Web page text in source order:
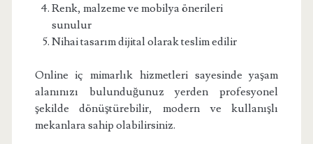
Renk, malzeme ve mobilya önerileri
sunulur
Nihai tasarım dijital olarak teslim edilir
Online iç mimarlık hizmetleri sayesinde yaşam
alanınızı bulunduğunuz yerden profesyonel
şekilde dönüştürebilir, modern ve kullanışlı
mekanlara sahip olabilirsiniz.